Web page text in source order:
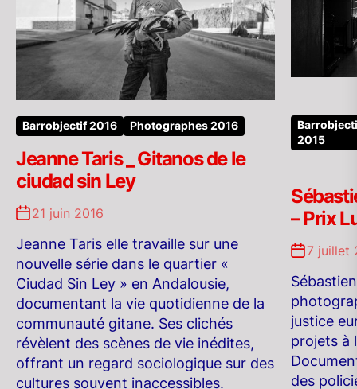
Barrobjectif 2016 Photographes 2016
Jeanne Taris _ Gitanos de le
ciudad sin Ley
21 juin 2016
Jeanne Taris elle travaille sur une
nouvelle série dans le quartier «
Ciudad Sin Ley » en Andalousie,
documentant la vie quotidienne de la
communauté gitane. Ses clichés
révèlent des scènes de vie inédites,
offrant un regard sociologique sur des
cultures souvent inaccessibles.
2015
– Prix
7 juillet
justice
projets à
des